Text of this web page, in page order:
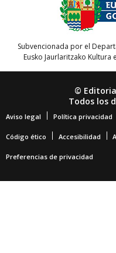
Subvencionada por el
Eusko Jaurlaritzako Kultura
©
Todos los
Aviso legal Política privacidad
Código ético Accesibilidad
Preferencias de privacidad